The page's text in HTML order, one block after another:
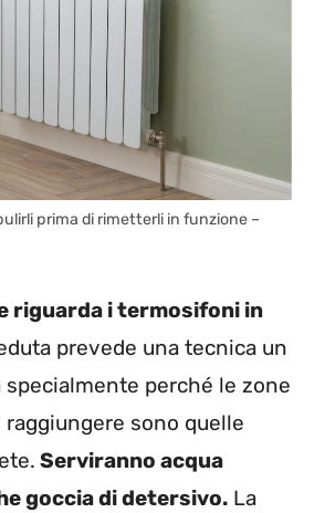
prima di rimetterli in funzione –
riguarda i termosifoni in
prevede una tecnica un
specialmente perché le zone
sono quelle
Serviranno acqua
goccia didetersivo. La